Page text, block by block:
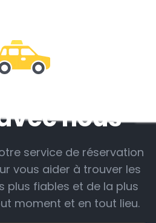
nous
service de réservation
vous aider à trouver les
plus fiables et de la plus
moment et en tout lieu.